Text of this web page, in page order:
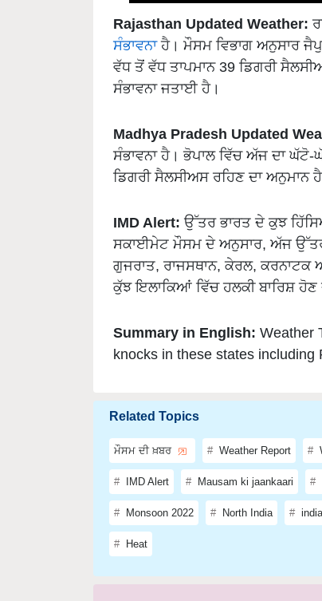
Rajasthan Updated Weather:
ਸੰਭਾਵਨਾਹੈ। ਮੌਸਮ ਵਿਭਾਗ ਅਨੁਸਾਰ
ਵੱਧ ਤੋਂ ਵੱਧ ਤਾਪਮਾਨ 39 ਡਿਗਰੀ
ਸੰਭਾਵਨਾ ਜਤਾਈ ਹੈ।
Madhya Pradesh Updated
ਸੰਭਾਵਨਾ ਹੈ। ਭੋਪਾਲ ਵਿੱਚ ਅੱਜ ਦਾ
ਡਿਗਰੀ ਸੈਲਸੀਅਸ ਰਹਿਣ ਦਾ ਅਨੁਮਾਨ
IMD Alert: ਉੱਤਰ ਭਾਰਤ ਦੇ ਕੁਝ
ਸਕਾਈਮੇਟ ਮੌਸਮ ਦੇ ਅਨੁਸਾਰ, ਅੱਜ ਉੱਤਰ-
ਗੁਜਰਾਤ, ਰਾਜਸਥਾਨ, ਕੇਰਲ, ਕਰਨਾਟਕ
ਕੁੱਝ ਇਲਾਕਿਆਂ ਵਿੱਚ ਹਲਕੀ ਬਾਰਿਸ਼ ਹੋਣ
Summary in English: Weather
knocks in these states including
Related Topics
ਮੌਸਮ ਦੀ ਖ਼ਬਰ Weather Report
IMD Alert Mausam ki jaankaari
Monsoon 2022 North India
Heat